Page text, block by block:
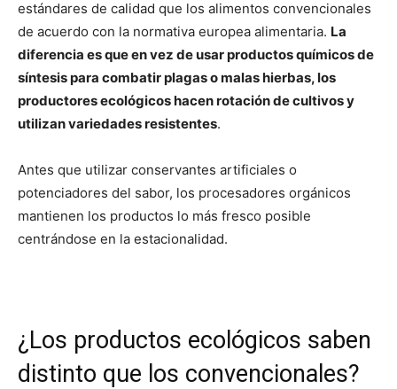
estándares de calidad que los alimentos convencionales
de acuerdo con la normativa europea alimentaria. La
diferencia es que en vez de usar productos químicos de
síntesis para combatir plagas o malas hierbas, los
productores ecológicos hacen rotación de cultivos y
utilizan variedades resistentes.
Antes que utilizar conservantes artificiales o
potenciadores del sabor, los procesadores orgánicos
mantienen los productos lo más fresco posible
centrándose en la estacionalidad.
¿Los productos ecológicos saben
distinto que los convencionales?